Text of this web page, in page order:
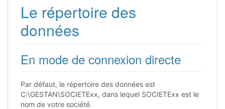
Le répertoire des
données
En mode de connexion directe
Par défaut, le répertoire des données est
C:\GESTAN\SOCIETExx, dans lequel SOCIETExx est le
nom de votre société.